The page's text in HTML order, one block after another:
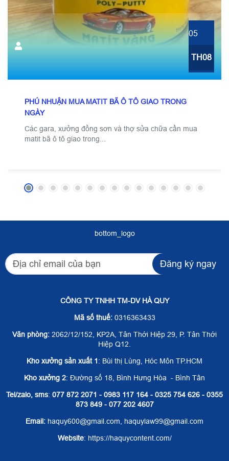
05
TH08
PHÚ NHUẬN MUA MATIT BÃ Ô TÔ GIAO TRONG
NGÀY
Các gara, xưởng đồng sơn và thợ sửa chữa cần mua
matit bã ô tô giao trong...
bottom_logo
Đăng ký ngay
CÔNG TY TNHH TM-DV HÀ QUY
Mã số thuế:0316363433
Văn phòng: 2062/12/152, KP2A, Tân Thới Hiệp 29, P. Tân Thới
Hiệp Q12.
Kho xưởng sản xuất 1: Bùi thị Lùng, Hóc Môn TP.HCM
Kho xưởng 2: Đường số 18, Bình Hưng Hòa - Bình Tân
Tel/zalo, sms: 077 872 2071 - 0983 117 164 - 0325 754 626 - 0355
873 849 - 077 202 4607
Email: haquy600@gmail.com, haquylaw99@gmail.com
Website: https://haquycontent.com/